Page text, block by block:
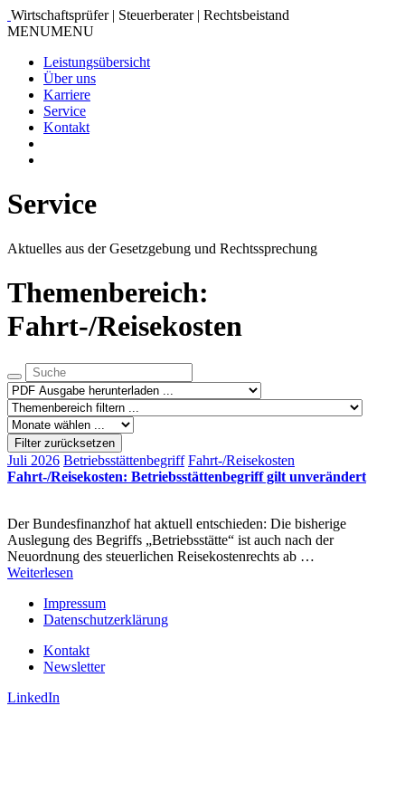
Wirtschaftsprüfer | Steuerberater | Rechtsbeistand
MENUMENU
Leistungsübersicht
Über uns
Karriere
Service
Kontakt
Service
Aktuelles aus der Gesetzgebung und Rechtssprechung
Themenbereich:
Fahrt-/Reisekosten
Filter zurücksetzen
Juli 2026 Betriebsstättenbegriff Fahrt-/Reisekosten
Fahrt-/Reisekosten: Betriebsstättenbegriff gilt unverändert
Der Bundesfinanzhof hat aktuell entschieden: Die bisherige
Auslegung des Begriffs „Betriebsstätte“ ist auch nach der
Neuordnung des steuerlichen Reisekostenrechts ab …
Weiterlesen
Impressum
Datenschutzerklärung
Kontakt
Newsletter
LinkedIn